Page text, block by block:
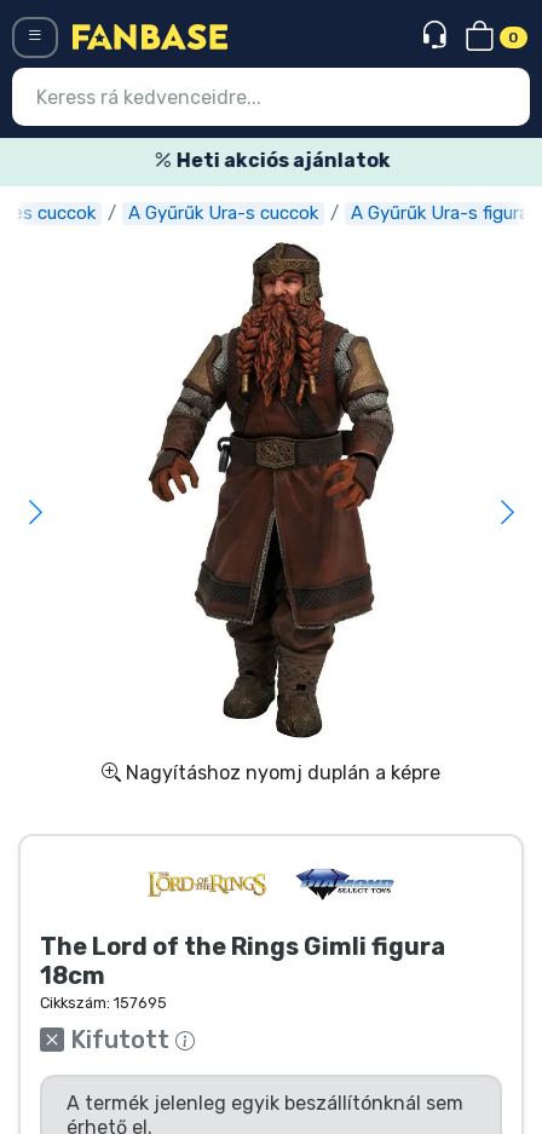
0
Heti akciós ajánlatok
cuccok A Gyűrűk Ura-s cuccok A Gyűrűk Ura-s figurák
Nagyításhoz nyomj duplán a képre
The Lord of the Rings Gimli figura
18cm
Cikkszám: 157695
Kifutott
A termék jelenleg egyik beszállítónknál sem
érhető el.
Belépés Regisztráció
Akciós ajánlatok
Express szállítás
Előrendelhető cuccok
Outlet cuccok
Ajándékkártya
Szállítás és fizetés
Sorozatos cuccok
Animés cuccok
Gamer cuccok
Sportos cuccok
Zenés cuccok